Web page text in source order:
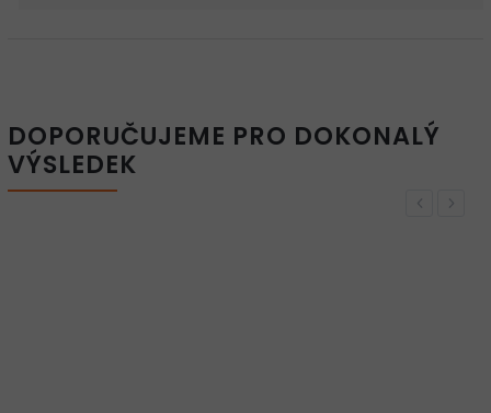
DOPORUČUJEME PRO DOKONALÝ
VÝSLEDEK
Previous
Next